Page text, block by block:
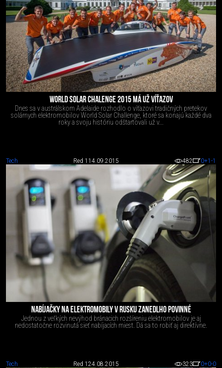
WORLD SOLAR CHALENGE 2015 MÁ UŽ VÍŤAZOV
Dnes sa v austrálskom Adelaide rozhodlo o víťazovi tradičných pretekov
solárnych elektromobilov World Solar Challenge, ktoré sa konajú každé dva
roky a svoju históriu odštartovali už v...
Tech Red 1 14.09.2015 482 0+1 -1
NABÍJAČKY NA ELEKTROMOBILY V RUSKU ZANEDLHO POVINNÉ
Jednou z veľkých nevýhod bránacich rozšíreniu elektromobilov je aj
nedostatočne rozvinutá sieť nabíjacích miest. Dá sa to robiť aj direktívne.
Tech Red 1 24.08.2015 323 0+0-0